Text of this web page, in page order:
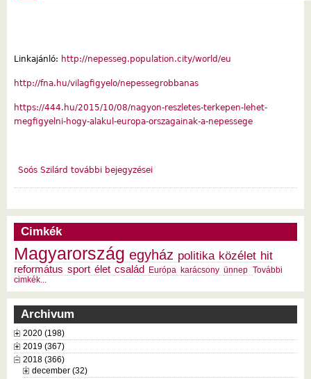
Linkajánló: http://nepesseg.population.city/world/eu
http://fna.hu/vilagfigyelo/nepessegrobbanas
https://444.hu/2015/10/08/nagyon-reszletes-terkepen-lehet-
megfigyelni-hogy-alakul-europa-orszagainak-a-nepessege
Soós Szilárd további bejegyzései
Cimkék
Magyarország egyház politika közélet hit
református sport élet család Európa karácsony ünnep További
cimkék...
Archivum
2020 (198)
2019 (367)
2018 (366)
december (32)